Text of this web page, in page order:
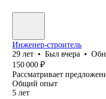
Инженер-строитель
29 лет • Был вчера •
150 000 ₽
Рассматривает
Общий опыт
5 лет